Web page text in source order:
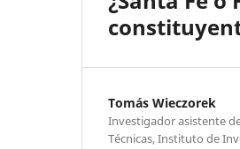
Tomás Wieczorek
Investigador asistente
Técnicas, Instituto de